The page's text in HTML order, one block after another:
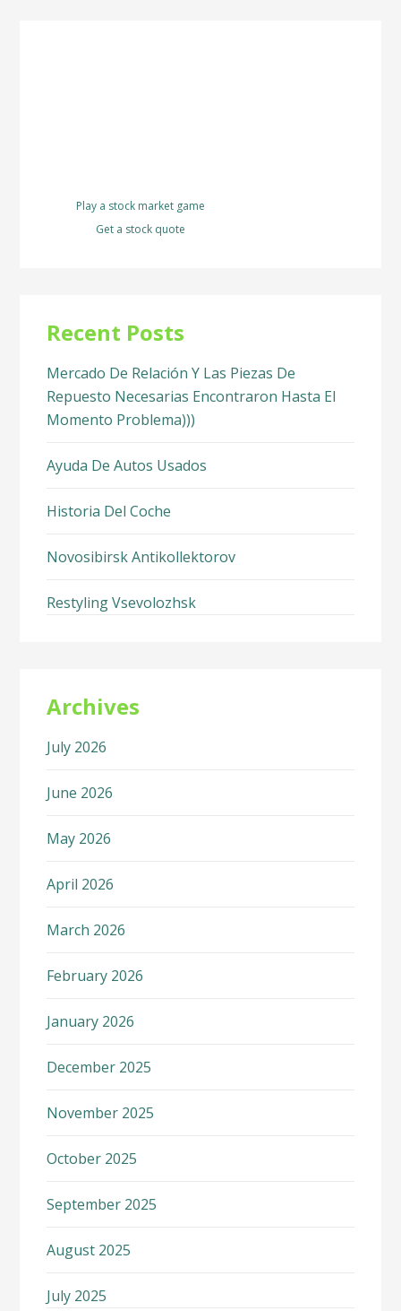
Play a stock market game
Get a stock quote
Recent Posts
Mercado De Relación Y Las Piezas De
Repuesto Necesarias Encontraron Hasta El
Momento Problema)))
Ayuda De Autos Usados
Historia Del Coche
Novosibirsk Antikollektorov
Restyling Vsevolozhsk
Archives
July 2026
June 2026
May 2026
April 2026
March 2026
February 2026
January 2026
December 2025
November 2025
October 2025
September 2025
August 2025
July 2025